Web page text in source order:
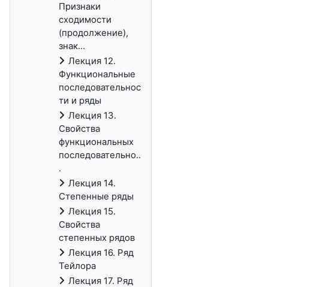
Признаки
сходимости
(продолжение),
знак...
Лекция 12.
Функциональные
последовательнос
ти и ряды
Лекция 13.
Свойства
функциональных
последовательно..
.
Лекция 14.
Степенные ряды
Лекция 15.
Свойства
степенных рядов
Лекция 16. Ряд
Тейлора
Лекция 17. Ряд